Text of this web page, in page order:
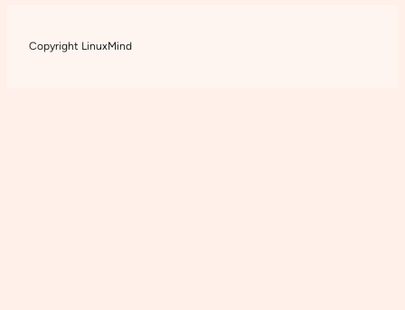
Copyright LinuxMind